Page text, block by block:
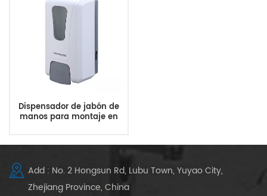
Dispensador de jabón de
manos para montaje en
desinfectante de manos
Add : No. 2 Hongsun Rd, Lubu Town, Yuyao City,
Zhejiang Province, China